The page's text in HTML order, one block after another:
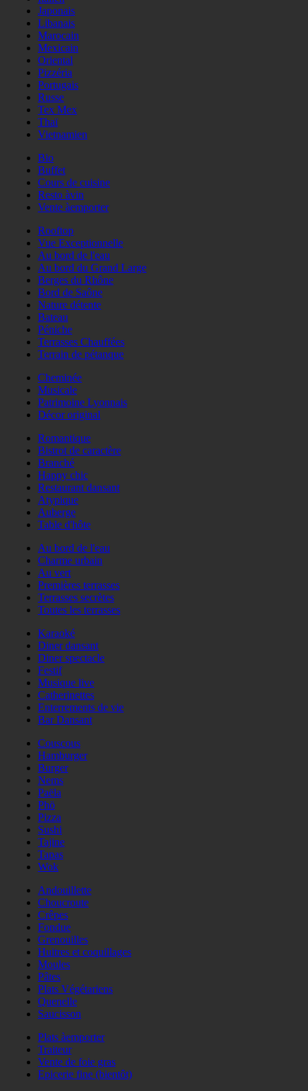
Japonais
Libanais
Marocain
Mexicain
Oriental
Pizzéria
Portugais
Russe
Tex Mex
Thaï
Vietnamien
Bio
Buffet
Cours de cuisine
Resto àvin
Vente àemporter
Rooftop
Vue Exceptionnelle
Au bord de l'eau
Au bord du Grand Large
Berges du Rhône
Bord de Saône
Nature détente
Bateau
Péniche
Terrasses Chauffées
Terrain de pétanque
Cheminée
Musicale
Patrimoine Lyonnais
Décor original
Romantique
Bistrot de caractère
Branché
Happy chic
Restaurant dansant
Atypique
Auberge
Table d'hôte
Au bord de l'eau
Charme urbain
Au vert
Premières terrasses
Terrasses secrètes
Toutes les terrasses
Karaoké
Diner dansant
Diner spectacle
Festif
Musique live
Catherinettes
Enterrements de vie
Bar Dansant
Couscous
Hamburger
Burger
Nems
Paëla
Phö
Pizza
Sushi
Tajine
Tapas
Wok
Andouillette
Choucroute
Crêpes
Fondue
Grenouilles
Huitres et coquillages
Moules
Pâtes
Plats Végétariens
Quenelle
Saucisson
Plats àemporter
Traiteur
Vente de foie gras
Epicerie fine (bientôt)